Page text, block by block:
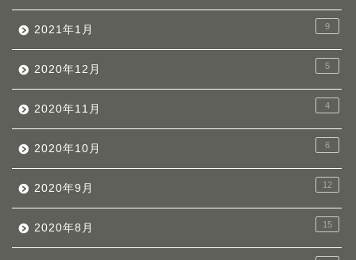
2021年1月 9
2020年12月 5
2020年11月 4
2020年10月 6
2020年9月 12
2020年8月 15